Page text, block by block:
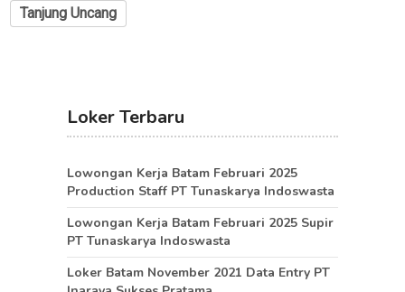
Tanjung Uncang
Loker Terbaru
Lowongan Kerja Batam Februari 2025
Production Staff PT Tunaskarya Indoswasta
Lowongan Kerja Batam Februari 2025 Supir
PT Tunaskarya Indoswasta
Loker Batam November 2021 Data Entry PT